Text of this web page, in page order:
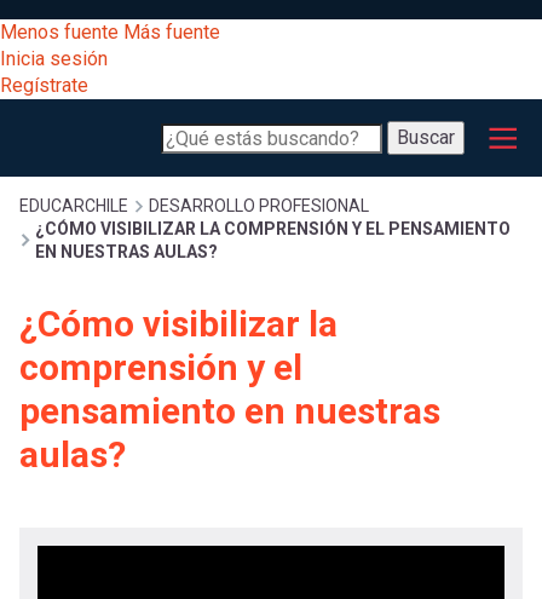
al
contenido
principal
[Educarchile
Escritorio]
Menú
entrar
a
mi
cuenta
Menos fuente Más fuente
Inicia sesión
Regístrate
Buscar
Buscar
Menú
principal
Desarrollo
Oferta
formativa
Descubre
cursos en
otras
plataformas
Inspírate
y sigue
Orientación
Sobrescribir
enlaces
de
ayuda
EDUCARCHILE
DESARROLLO PROFESIONAL
¿CÓMO VISIBILIZAR LA COMPRENSIÓN Y EL PENSAMIENTO
EN NUESTRAS AULAS?
¿Cómo visibilizar la
comprensión y el
pensamiento en nuestras
aulas?
registrarte.